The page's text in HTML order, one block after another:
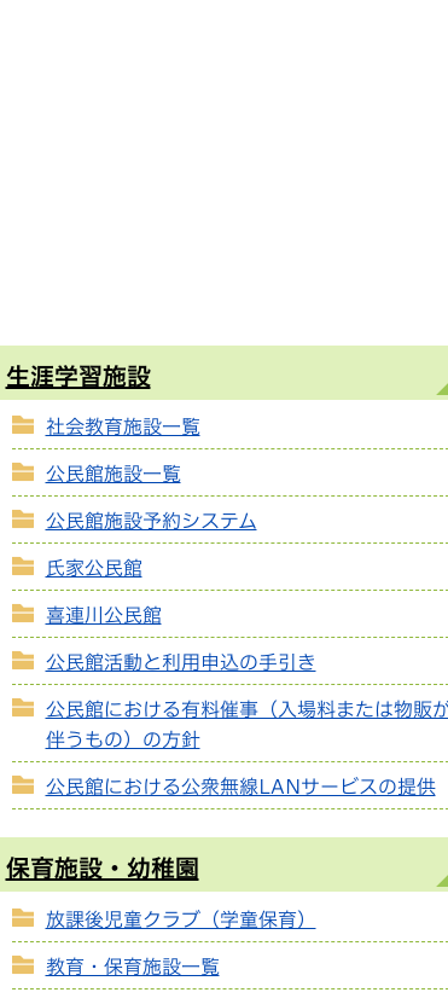
生涯学習施設
社会教育施設一覧
公民館施設一覧
公民館施設予約システム
氏家公民館
喜連川公民館
公民館活動と利用申込の手引き
公民館における有料催事（入場料または物販
伴うもの）の方針
公民館における公衆無線LANサービスの提供
保育施設・幼稚園
放課後児童クラブ（学童保育）
教育・保育施設一覧